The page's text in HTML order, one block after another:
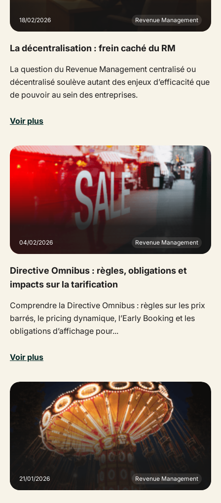
18/02/2026 Revenue Management
La décentralisation : frein caché du RM
La question du Revenue Management centralisé ou
décentralisé soulève autant des enjeux d’efficacité que
de pouvoir au sein des entreprises.
Voir plus
04/02/2026 Revenue Management
Directive Omnibus : règles, obligations et
impacts sur la tarification
Comprendre la Directive Omnibus : règles sur les prix
barrés, le pricing dynamique, l’Early Booking et les
obligations d’affichage pour...
Voir plus
21/01/2026 Revenue Management